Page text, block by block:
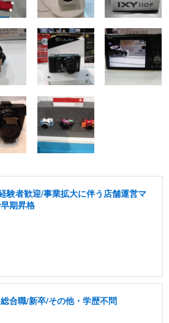
験者歓迎/事業拡大に伴う店舗運営マ
期昇格
合職/新卒/その他・学歴不問